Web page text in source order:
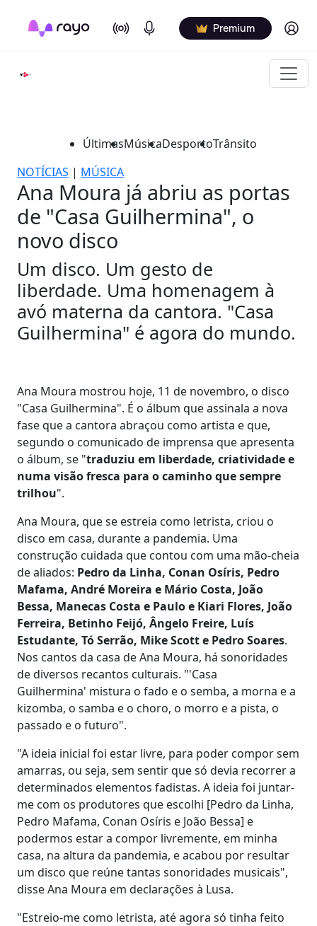
On Air Podcasts Premium Log in
ÚltimasMúsicaDesportoTrânsito
NOTÍCIAS | MÚSICA
Ana Moura já abriu as portas
de "Casa Guilhermina", o
novo disco
Um disco. Um gesto de
liberdade. Uma homenagem à
avó materna da cantora. "Casa
Guilhermina" é agora do mundo.
Ana Moura mostrou hoje, 11 de novembro, o disco
"Casa Guilhermina". É o álbum que assinala a nova
fase que a cantora abraçou como artista e que,
segundo o comunicado de imprensa que apresenta
o álbum, se "traduziu em liberdade, criatividade e
numa visão fresca para o caminho que sempre
trilhou".
Ana Moura, que se estreia como letrista, criou o
disco em casa, durante a pandemia. Uma
construção cuidada que contou com uma mão-cheia
de aliados: Pedro da Linha, Conan Osíris, Pedro
Mafama, André Moreira e Mário Costa, João
Bessa, Manecas Costa e Paulo e Kiari Flores, João
Ferreira, Betinho Feijó, Ângelo Freire, Luís
Estudante, Tó Serrão, Mike Scott e Pedro Soares.
Nos cantos da casa de Ana Moura, há sonoridades
de diversos recantos culturais. "'Casa
Guilhermina' mistura o fado e o semba, a morna e a
kizomba, o samba e o choro, o morro e a pista, o
passado e o futuro".
"A ideia inicial foi estar livre, para poder compor sem
amarras, ou seja, sem sentir que só devia recorrer a
determinados elementos fadistas. A ideia foi juntar-
me com os produtores que escolhi [Pedro da Linha,
Pedro Mafama, Conan Osíris e João Bessa] e
podermos estar a compor livremente, em minha
casa, na altura da pandemia, e acabou por resultar
um disco que reúne tantas sonoridades musicais",
disse Ana Moura em declarações à Lusa.
"Estreio-me como letrista, até agora só tinha feito